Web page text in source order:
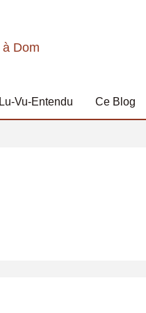
Lu-Vu-Entendu Ce Blog